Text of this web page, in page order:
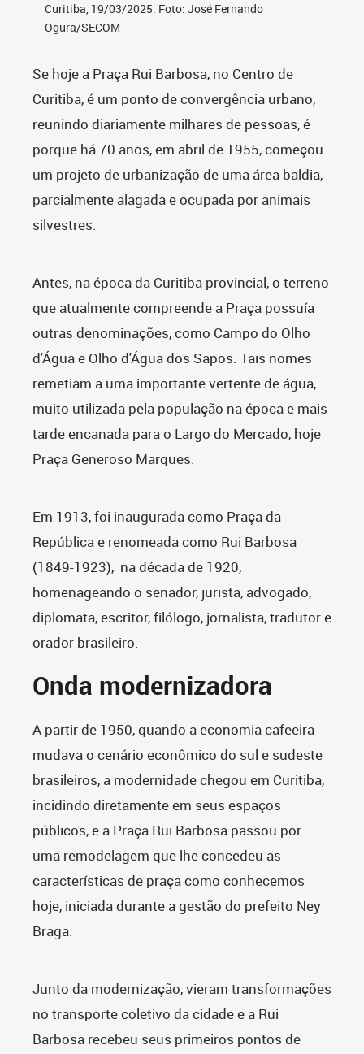
Curitiba, 19/03/2025. Foto: José Fernando
Ogura/SECOM
Se hoje a Praça Rui Barbosa, no Centro de
Curitiba, é um ponto de convergência urbano,
reunindo diariamente milhares de pessoas, é
porque há 70 anos, em abril de 1955, começou
um projeto de urbanização de uma área baldia,
parcialmente alagada e ocupada por animais
silvestres.
Antes, na época da Curitiba provincial, o terreno
que atualmente compreende a Praça possuía
outras denominações, como Campo do Olho
d'Água e Olho d'Água dos Sapos. Tais nomes
remetiam a uma importante vertente de água,
muito utilizada pela população na época e mais
tarde encanada para o Largo do Mercado, hoje
Praça Generoso Marques.
Em 1913, foi inaugurada como Praça da
República e renomeada como Rui Barbosa
(1849-1923), na década de 1920,
homenageando o senador, jurista, advogado,
diplomata, escritor, filólogo, jornalista, tradutor e
orador brasileiro.
Onda modernizadora
A partir de 1950, quando a economia cafeeira
mudava o cenário econômico do sul e sudeste
brasileiros, a modernidade chegou em Curitiba,
incidindo diretamente em seus espaços
públicos, e a Praça Rui Barbosa passou por
uma remodelagem que lhe concedeu as
características de praça como conhecemos
hoje, iniciada durante a gestão do prefeito Ney
Braga.
Junto da modernização, vieram transformações
no transporte coletivo da cidade e a Rui
Barbosa recebeu seus primeiros pontos de